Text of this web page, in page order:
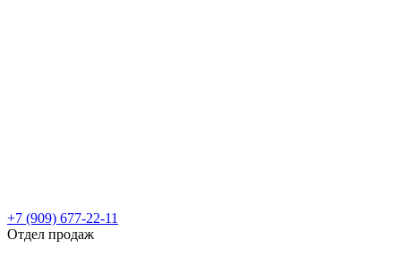
+7 (909) 677-22-11
Отдел продаж